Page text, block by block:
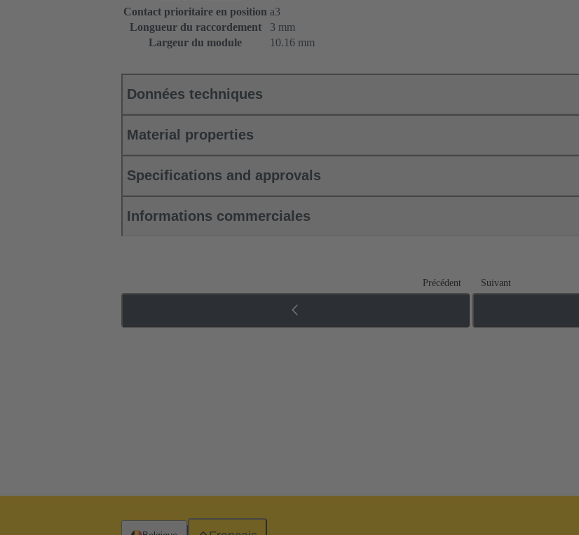
Contact prioritaire en position a3
Longueur du raccordement
3 mm
Largeur du module
10.16 mm
Données techniques
Material properties
Specifications and approvals
Informations commerciales
Précédent Suivant